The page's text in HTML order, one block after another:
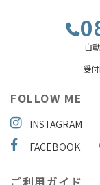
自
受
FOLLOW ME
INSTAGRAM
FACEBOOK
ご利用ガイド